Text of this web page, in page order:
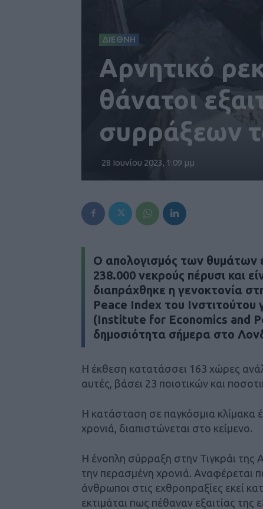
ΔΙΕΘΝΗ
Αρνητικό
θάνατοι
συρράξεων
28 Ιουνίου 2023, 1:09 μμ
Ο απολογισμός των θυμάτων
238.000 νεκρούς πέρυσι και
διαπράχθηκε η γενοκτονία
Peace Index του Ινστιτούτου
(Institute for Economics and
δημοσιότητα σήμερα στο
Η έκθεση κατατάσσει 163 χώρες
αυτές, βάσει 23 ποιοτικών και
Η κατάσταση σε παγκόσμια κλίμακα
χρονιά, διαπιστώνεται στο κείμενο.
Η ένοπλη σύρραξη στην Τιγκράι της
την περασμένη χρονιά. Αναφέρεται
άνθρωποι στις εχθροπραξίες εκεί
εκτιμάται πως πέθαναν εξαιτίας